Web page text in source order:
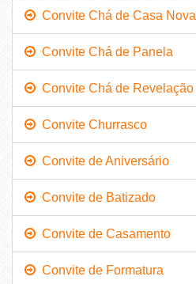
Convite Chá de Casa Nova
Convite Chá de Panela
Convite Chá de Revelação
Convite Churrasco
Convite de Aniversário
Convite de Batizado
Convite de Casamento
Convite de Formatura